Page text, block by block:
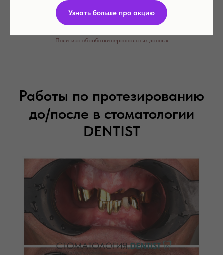
Политика обработки персональных данных
Работы по протезированию
до/после в стоматологии
DENTIST
Узнать больше про акцию